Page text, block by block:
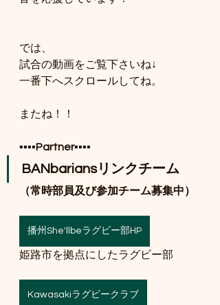
では、
試合の動画をご覧下さいね↓
一番下へスクロールしてね。
またね！！
▪️▪️▪️▪️Partner▪️▪️▪️▪️
BANbariansリンクチーム
（常時部員及び参加チーム募集中）
播州She'llbeラグビー部HP
姫路市を拠点にしたラグビー部
Kawasakiラグビークラブ